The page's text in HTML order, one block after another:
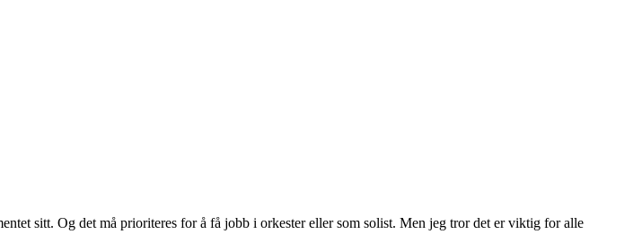
sitt. Og det må prioriteres for å få jobb i orkester eller som solist. Men jeg tror det er viktig for alle